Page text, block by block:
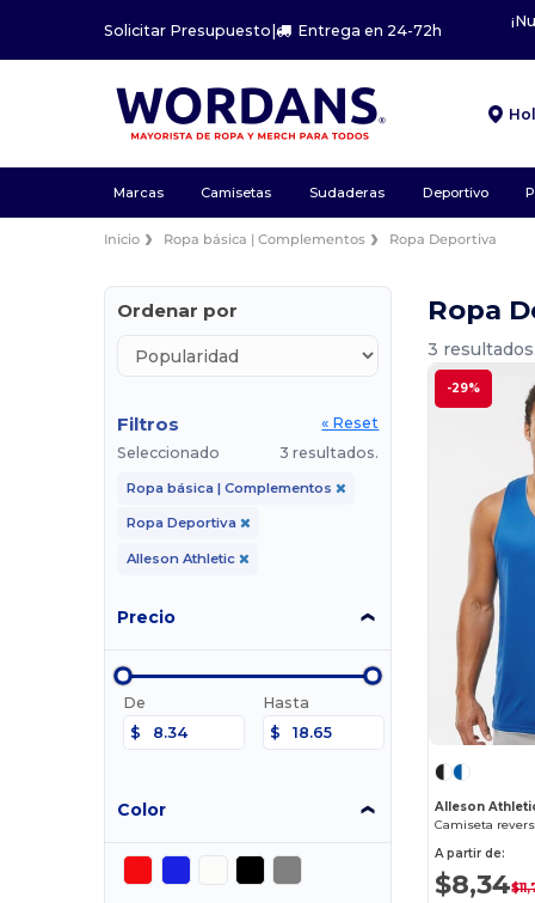
Solicitar Presupuesto| Entrega en 24-72h
Marcas Camisetas Sudaderas Deportivo
Inicio Ropa básica | Complementos Ropa Deportiva
Ordenar por
Filtros
« Reset
Seleccionado
3 resultados.
Ropa básica | Complementos
Ropa Deportiva
Alleson Athletic
Precio
De
$
Hasta
$
Color
Ropa
3 resultados.
-29%
Alleson
Camiseta
A partir de:
$8,34